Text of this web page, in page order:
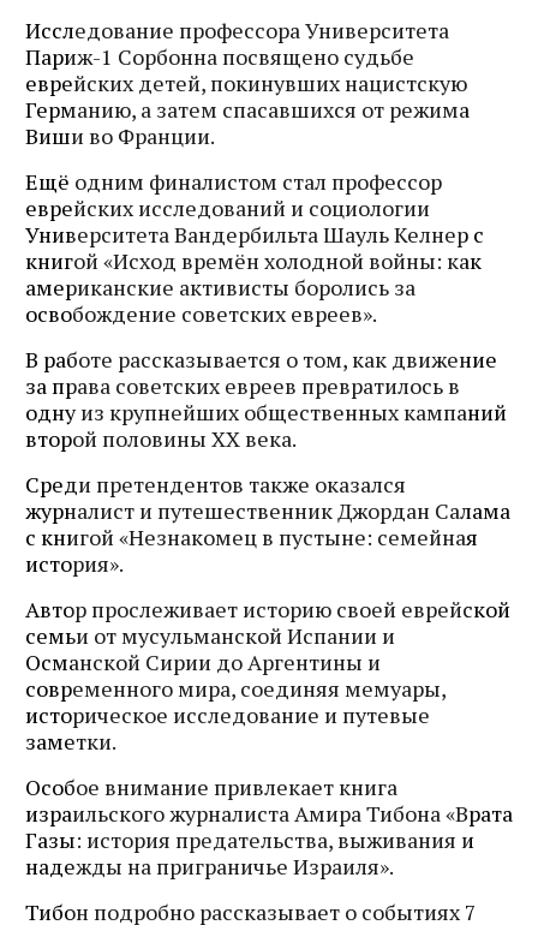
Исследование профессора Университета
Париж-1 Сорбонна посвящено судьбе
еврейских детей, покинувших нацистскую
Германию, а затем спасавшихся от режима
Виши во Франции.
Ещё одним финалистом стал профессор
еврейских исследований и социологии
Университета Вандербильта Шауль Келнер с
книгой «Исход времён холодной войны: как
американские активисты боролись за
освобождение советских евреев».
В работе рассказывается о том, как движение
за права советских евреев превратилось в
одну из крупнейших общественных кампаний
второй половины XX века.
Среди претендентов также оказался
журналист и путешественник Джордан Салама
с книгой «Незнакомец в пустыне: семейная
история».
Автор прослеживает историю своей еврейской
семьи от мусульманской Испании и
Османской Сирии до Аргентины и
современного мира, соединяя мемуары,
историческое исследование и путевые
заметки.
Особое внимание привлекает книга
израильского журналиста Амира Тибона «Врата
Газы: история предательства, выживания и
надежды на приграничье Израиля».
Тибон подробно рассказывает о событиях 7